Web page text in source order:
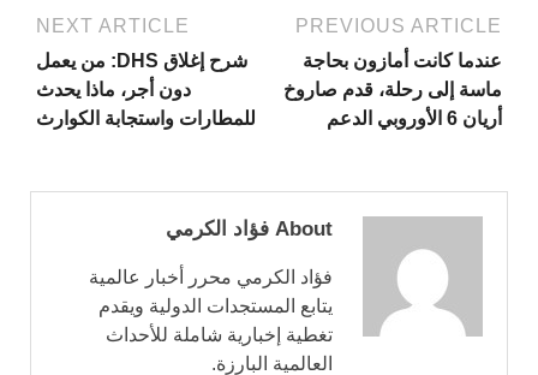
PREVIOUS ARTICLE
عندما كانت أمازون بحاجة
ماسة إلى رحلة، قدم صاروخ
أريان 6 الأوروبي الدعم
NEXT ARTICLE
شرح إغلاق DHS: من يعمل
دون أجر، ماذا يحدث
للمطارات واستجابة الكوارث
About فؤاد الكرمي
فؤاد الكرمي محرر أخبار عالمية
يتابع المستجدات الدولية ويقدم
تغطية إخبارية شاملة للأحداث
العالمية البارزة.